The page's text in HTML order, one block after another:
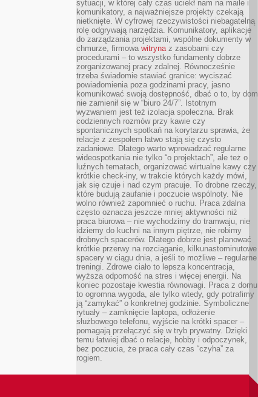
sytuacji, w której cały czas uciekł nam na maile i
komunikatory, a najważniejsze projekty czekają
nietknięte. W cyfrowej rzeczywistości niebagatelną
rolę odgrywają narzędzia. Komunikatory, aplikacje
do zarządzania projektami, wspólne dokumenty w
chmurze, firmowa witrynaz zasobami czy
procedurami – to wszystko fundamenty dobrze
zorganizowanej pracy zdalnej. Równocześnie
trzeba świadomie stawiać granice: wyciszać
powiadomienia poza godzinami pracy, jasno
komunikować swoją dostępność, dbać o to, by dom
nie zamienił się w “biuro 24/7”. Istotnym
wyzwaniem jest też izolacja społeczna. Brak
codziennych rozmów przy kawie czy
spontanicznych spotkań na korytarzu sprawia, że
relacje z zespołem łatwo stają się czysto
zadaniowe. Dlatego warto wprowadzać regularne
wideospotkania nie tylko “o projektach”, ale też o
luźnych tematach, organizować wirtualne kawy czy
krótkie check-iny, w trakcie których każdy mówi,
jak się czuje i nad czym pracuje. To drobne rzeczy,
które budują zaufanie i poczucie wspólnoty. Nie
wolno również zapomnieć o ruchu. Praca zdalna
często oznacza jeszcze mniej aktywności niż
praca biurowa – nie wychodzimy do tramwaju, nie
idziemy do kuchni na innym piętrze, nie robimy
drobnych spacerów. Dlatego dobrze jest planować
krótkie przerwy na rozciąganie, kilkunastominutowe
spacery w ciągu dnia, a jeśli to możliwe – regularne
treningi. Zdrowe ciało to lepsza koncentracja,
wyższa odporność na stres i więcej energii. Na
koniec pozostaje kwestia równowagi. Praca z domu
to ogromna wygoda, ale tylko wtedy, gdy potrafimy
ją “zamykać” o konkretnej godzinie. Symboliczne
rytuały – zamknięcie laptopa, odłożenie
służbowego telefonu, wyjście na krótki spacer –
pomagają przełączyć się w tryb prywatny. Dzięki
temu łatwiej dbać o relacje, hobby i odpoczynek,
bez poczucia, że praca cały czas “czyha” za
rogiem.